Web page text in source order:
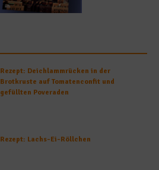
Rezept: Deichlammrücken in der
Brotkruste auf Tomatenconfit und
gefüllten Poveraden
Rezept: Lachs-Ei-Röllchen